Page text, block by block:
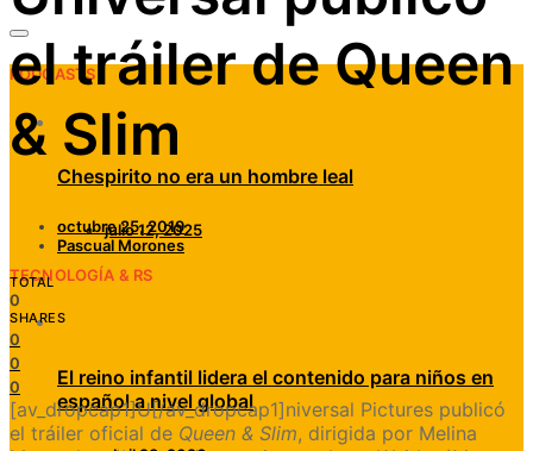
PODCASTS
Chespirito no era un hombre leal
julio 12, 2025
TECNOLOGÍA & RS
El reino infantil lidera el contenido para niños en
español a nivel global
el tráiler de Queen
& Slim
octubre 25, 2019
Pascual Morones
TOTAL
0
SHARES
0
0
0
[av_dropcap1]U[/av_dropcap1]niversal Pictures publicó
el tráiler oficial de Queen & Slim, dirigida por Melina